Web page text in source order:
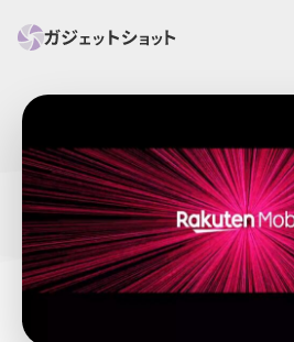
すべて スマホ PC関連
セール情報 スマートホーム ア
回線 iPhone iPad Mac